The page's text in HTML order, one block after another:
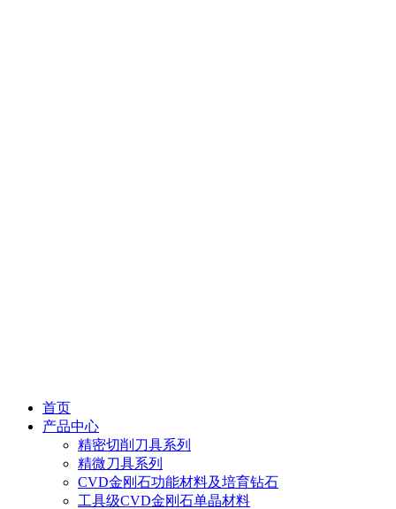
首页
产品中心
精密切削刀具系列
精微刀具系列
CVD金刚石功能材料及培育钻石
工具级CVD金刚石单晶材料